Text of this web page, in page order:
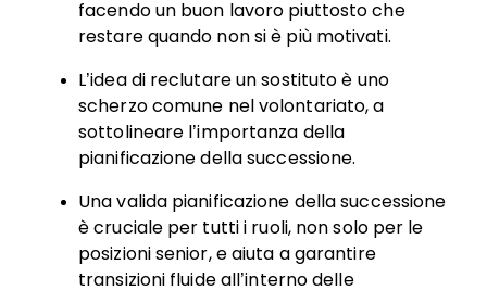
facendo un buon lavoro piuttosto che
restare quando non si è più motivati.
L’idea di reclutare un sostituto è uno
scherzo comune nel volontariato, a
sottolineare l’importanza della
pianificazione della successione.
Una valida pianificazione della successione
è cruciale per tutti i ruoli, non solo per le
posizioni senior, e aiuta a garantire
transizioni fluide all’interno delle